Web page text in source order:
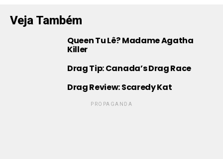
Veja Também
Queen Tu Lê? Madame Agatha
Killer
Drag Tip: Canada’s Drag Race
Drag Review: Scaredy Kat
PROPAGANDA